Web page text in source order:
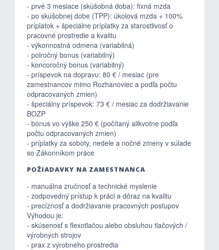
- prvé 3 mesiace (skúšobná doba): fixná mzda
- po skúšobnej dobe (TPP): úkolová mzda + 100%
príplatok + špeciálne príplatky za starostlivosť o
pracovné prostredie a kvalitu
- výkonnostná odmena (variabilná)
- polročný bonus (variabilný)
- koncoročný bonus (variabilný)
- príspevok na dopravu: 80 € / mesiac (pre
zamestnancov mimo Rozhanoviec a podľa počtu
odpracovaných zmien)
- špeciálny príspevok: 73 € / mesiac za dodržiavanie
BOZP
- bonus vo výške 250 € (počítaný alikvotne podľa
počtu odpracovaných zmien)
- príplatky za soboty, nedele a nočné zmeny v súlade
so Zákonníkom práce
POŽIADAVKY NA ZAMESTNANCA
- manuálna zručnosť a technické myslenie
- zodpovedný prístup k práci a dôraz na kvalitu
- precíznosť a dodržiavanie pracovných postupov
Výhodou je:
- skúsenosť s flexotlačou alebo obsluhou tlačových /
výrobných strojov
- prax z výrobného prostredia